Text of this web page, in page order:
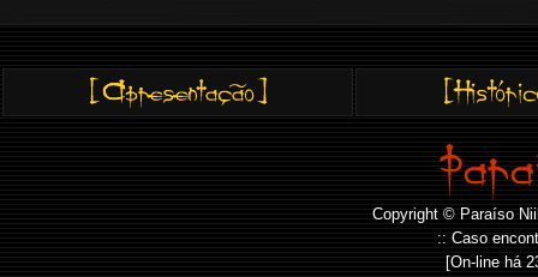
Copyright © Paraíso
:: Caso
[On-line há